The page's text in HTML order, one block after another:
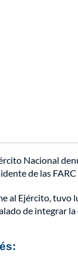
Nacional
de las
al Ejército, tuvo
de integrar